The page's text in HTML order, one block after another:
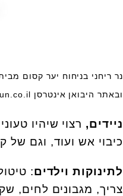
ובאתר היבואן אינטרסן www.Intersun.co.il, אפרת אשל
ניידים, רצוי שיהיו
כיבוי אש ועוד, וגם של
לתינוקות וילדים:
צריך, מגבונים לחים,